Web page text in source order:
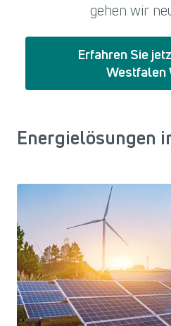
gehen wir
Erfahren Sie
Westfalen
Energielösungen